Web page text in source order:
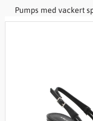
Pumps med vackert